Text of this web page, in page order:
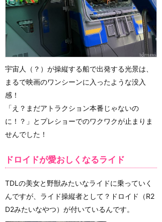
宇宙人（？）が操縦する船で出発する光景は、
まるで映画のワンシーンに入ったような没入
感！
「え？まだアトラクション本番じゃないの
に！？」とプレショーでのワクワクが止まりま
せんでした！
ドロイドが愛おしくなるライド
TDLの美女と野獣みたいなライドに乗っていく
んですが、ライド操縦者として？ドロイド（R2
D2みたいなやつ）が付いているんです。